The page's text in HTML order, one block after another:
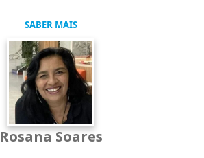
SABER MAIS
Rosana Soares